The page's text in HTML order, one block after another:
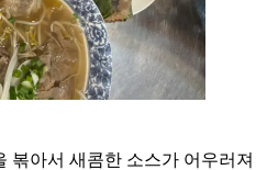
볶아서 새콤한 소스가 어우러져